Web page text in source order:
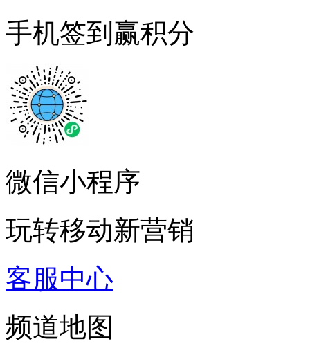
手机签到赢积分
微信小程序
玩转移动新营销
客服中心
频道地图